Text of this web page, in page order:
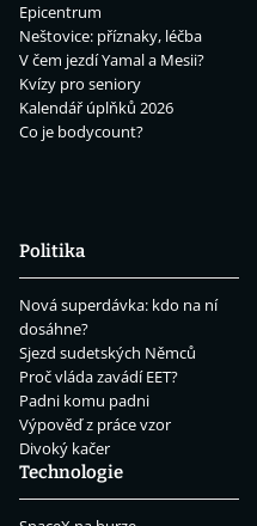
Epicentrum
Neštovice: příznaky, léčba
V čem jezdí Yamal a Mesii?
Kvízy pro seniory
Kalendář úplňků 2026
Co je bodycount?
Politika
Nová superdávka: kdo na ní
dosáhne?
Sjezd sudetských Němců
Proč vláda zavádí EET?
Padni komu padni
Výpověď z práce vzor
Divoký kačer
Technologie